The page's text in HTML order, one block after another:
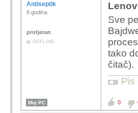
Antiseptik
8 godina
protjeran
OFFLINE
Sve
tako
čitač).
Pis
Moj PC 0